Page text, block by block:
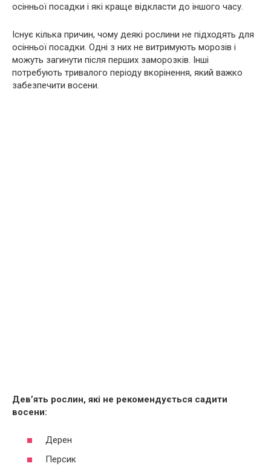
осінньої посадки і які краще відкласти до іншого часу.
Існує кілька причин, чому деякі рослини не підходять для
осінньої посадки. Одні з них не витримують морозів і
можуть загинути після перших заморозків. Інші
потребують тривалого періоду вкорінення, який важко
забезпечити восени.
Дев’ять рослин, які не рекомендується садити
восени:
Дерен
Персик